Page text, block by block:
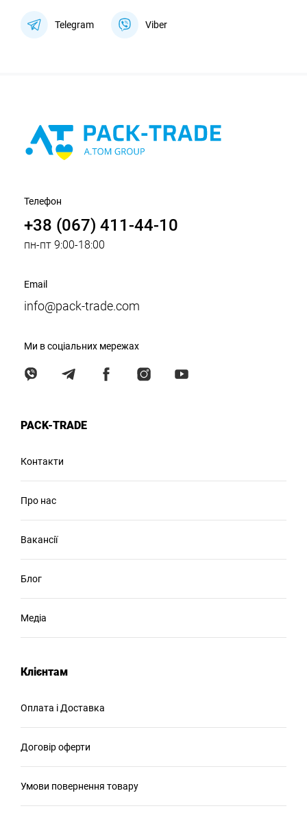
Telegram Viber
Телефон
+38 (067) 411-44-10
пн-пт 9:00-18:00
Email
info@pack-trade.com
Ми в соціальних мережах
PACK-TRADE
Контакти
Про нас
Вакансії
Блог
Медіа
Клієнтам
Оплата і Доставка
Договір оферти
Умови повернення товару